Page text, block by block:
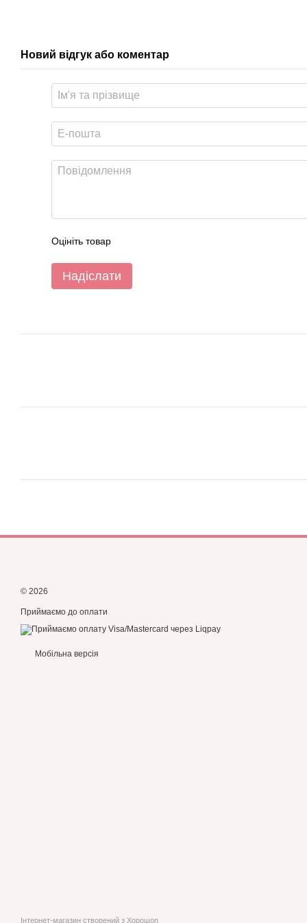
Новий відгук або коментар
Оцініть товар
Надіслати
© 2026
Приймаємо до оплати
Мобільна версія
Інтернет-магазин створений з Хорошоп